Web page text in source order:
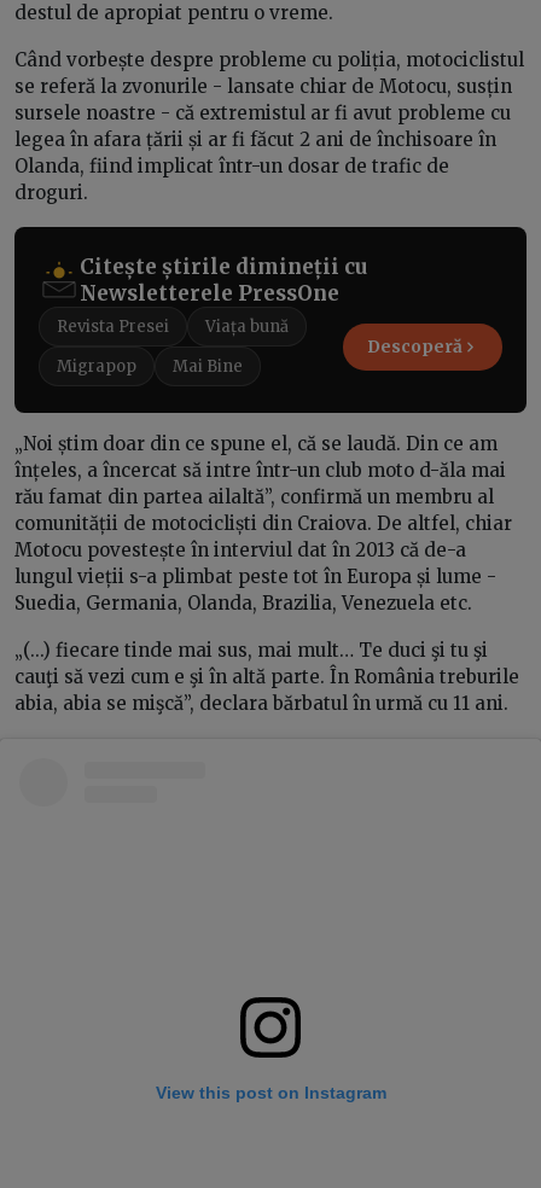
destul de apropiat pentru o vreme.
Când vorbește despre probleme cu poliția, motociclistul
se referă la zvonurile - lansate chiar de Motocu, susțin
sursele noastre - că extremistul ar fi avut probleme cu
legea în afara țării și ar fi făcut 2 ani de închisoare în
Olanda, fiind implicat într-un dosar de trafic de
droguri.
Citește știrile dimineții cu
Newsletterele PressOne
Revista Presei
Viața bună
Migrapop
Mai Bine
Descoperă
„Noi știm doar din ce spune el, că se laudă. Din ce am
înțeles, a încercat să intre într-un club moto d-ăla mai
rău famat din partea ailaltă”, confirmă un membru al
comunității de motocicliști din Craiova. De altfel, chiar
Motocu povestește în interviul dat în 2013 că de-a
lungul vieții s-a plimbat peste tot în Europa și lume -
Suedia, Germania, Olanda, Brazilia, Venezuela etc.
„(...) fiecare tinde mai sus, mai mult… Te duci şi tu şi
cauţi să vezi cum e şi în altă parte. În România treburile
abia, abia se mişcă”, declara bărbatul în urmă cu 11 ani.
View this post on Instagram